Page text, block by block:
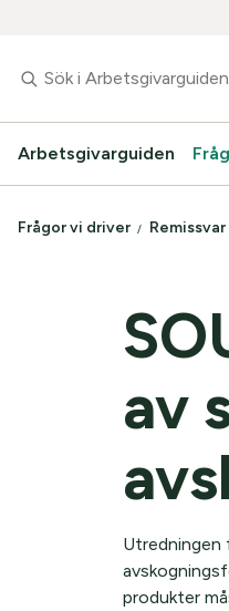
Arbetsgivarguiden
Frågor vi driver Remissvar
av
Utredningen
produkter